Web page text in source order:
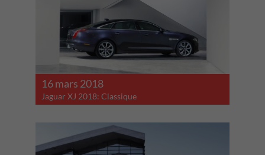
16 mars 2018
Jaguar XJ 2018: Classique